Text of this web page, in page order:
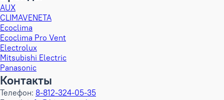
AUX
CLIMAVENETA
Ecoclima
Ecoclima Pro Vent
Electrolux
Mitsubishi Electric
Panasonic
Контакты
Телефон: 8-812-324-05-35